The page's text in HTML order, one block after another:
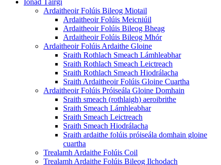
Ionad Táirgí
Ardaitheoir Folúis Bileog Miotail
Ardaitheoir Folúis Meicniúil
Ardaitheoir Folúis Bileog Bheag
Ardaitheoir Folúis Bileog Mhór
Ardaitheoir Folúis Ardaithe Gloine
Sraith Rothlach Smeach Lámhleabhar
Sraith Rothlach Smeach Leictreach
Sraith Rothlach Smeach Hiodrálacha
Sraith Ardaitheoir Folúis Gloine Cuartha
Ardaitheoir Folúis Próiseála Gloine Domhain
Sraith smeach (rothlaigh) aeroibrithe
Sraith Smeach Lámhleabhar
Sraith Smeach Leictreach
Sraith Smeach Hiodrálacha
Sraith ardaithe folúis próiseála domhain gloine
cuartha
Trealamh Ardaithe Folúis Coil
Trealamh Ardaithe Folúis Bileog Ilchodach